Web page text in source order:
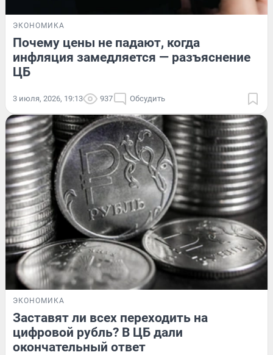
ЭКОНОМИКА
Почему цены не падают, когда
инфляция замедляется — разъяснение
ЦБ
3 июля, 2026, 19:13 937 Обсудить
ЭКОНОМИКА
Заставят ли всех переходить на
цифровой рубль? В ЦБ дали
окончательный ответ